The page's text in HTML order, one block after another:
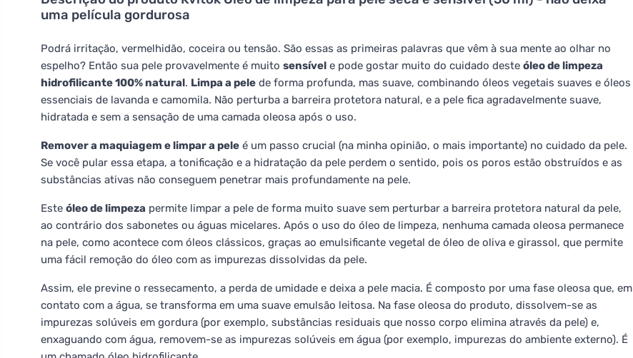
uma película gordurosa
Podrá irritação, vermelhidão, coceira ou tensão. São essas as primeiras palavras que vêm à sua mente ao olhar no
espelho? Então sua pele provavelmente é muito sensível e pode gostar muito do cuidado deste óleo de limpeza
hidrofilicante 100% natural. Limpa a pele de forma profunda, mas suave, combinando óleos vegetais suaves e óleos
essenciais de lavanda e camomila. Não perturba a barreira protetora natural, e a pele fica agradavelmente suave,
hidratada e sem a sensação de uma camada oleosa após o uso.
Remover a maquiagem e limpar a pele é um passo crucial (na minha opinião, o mais importante) no cuidado da pele.
Se você pular essa etapa, a tonificação e a hidratação da pele perdem o sentido, pois os poros estão obstruídos e as
substâncias ativas não conseguem penetrar mais profundamente na pele.
Este óleo de limpeza permite limpar a pele de forma muito suave sem perturbar a barreira protetora natural da pele,
ao contrário dos sabonetes ou águas micelares. Após o uso do óleo de limpeza, nenhuma camada oleosa permanece
na pele, como acontece com óleos clássicos, graças ao emulsificante vegetal de óleo de oliva e girassol, que permite
uma fácil remoção do óleo com as impurezas dissolvidas da pele.
Assim, ele previne o ressecamento, a perda de umidade e deixa a pele macia. É composto por uma fase oleosa que, em
contato com a água, se transforma em uma suave emulsão leitosa. Na fase oleosa do produto, dissolvem-se as
impurezas solúveis em gordura (por exemplo, substâncias residuais que nosso corpo elimina através da pele) e,
enxaguando com água, removem-se as impurezas solúveis em água (por exemplo, impurezas do ambiente externo). É